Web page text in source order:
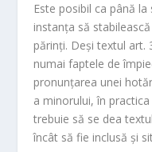
Este posibil ca până
instanţa să
părinţi. Deşi textul art.
numai faptele de
pronunţarea unei
a minorului, în
trebuie să se dea
încât să fie inclusă şi